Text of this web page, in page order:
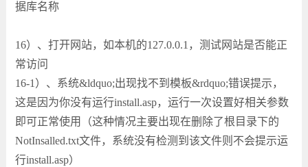
据库名称
16）、打开网站，如本机的127.0.0.1，测试网站是否能正
常访问
16-1）、系统&ldquo;出现找不到模板&rdquo;错误提示，
这是因为你没有运行install.asp，运行一次设置好相关参数
即可正常使用（这种情况主要出现在删除了根目录下的
NotInsalled.txt文件，系统没有检测到该文件则不会提示运
行install.asp）